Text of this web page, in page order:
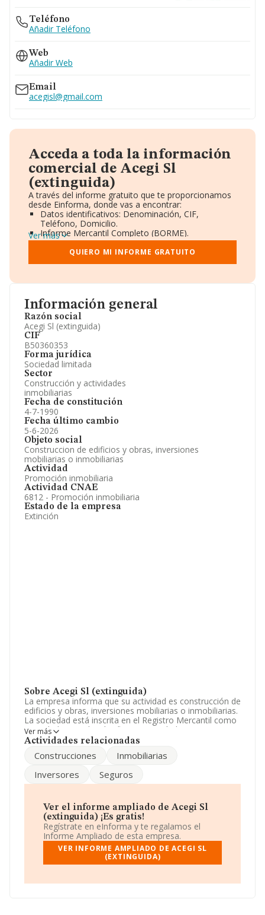
Información general
Razón social
Acegi Sl (extinguida)
CIF
B50360353
Forma jurídica
Sociedad limitada
Sector
Construcción y actividades
inmobiliarias
Fecha de constitución
4-7-1990
Fecha último cambio
5-6-2026
Objeto social
Construccion de edificios y obras, inversiones
mobiliarias o inmobiliarias
Actividad
Promoción inmobiliaria
Actividad CNAE
6812 - Promoción inmobiliaria
Estado de la empresa
Extinción
Sobre Acegi Sl (extinguida)
La empresa informa que su actividad es construcción de
edificios y obras, inversiones mobiliarias o inmobiliarias.
La sociedad está inscrita en el Registro Mercantil como
Sociedad Limitada. Clasifica su actividad CNAE como
'%cnae%', código 6812. La compañía no tiene actividad
han subido un 1%.
La sociedad españolaAcegi S.L (extinguida)
B50360353, tiene domicilio fiscal en Paseo
Independencia núm. 34 Principal Iz, (50004), Zaragoza,
Aragón.
En base a la información de la que dispone INFORMA
facturación alcanza la cifra de 29.817 millones de euros
Ver más
Actividades relacionadas
Construcciones
Inmobiliarias
Inversores
Seguros
Ver el informe ampliado de Acegi Sl
(extinguida) ¡Es gratis!
Regístrate en eInforma y te regalamos el
Informe Ampliado de esta empresa.
VER INFORME AMPLIADO DE ACEGI SL
(EXTINGUIDA)
Teléfono
Añadir Teléfono
Web
Añadir Web
Email
acegisl@gmail.com
Acceda a toda la información
comercial de Acegi Sl
(extinguida)
A través del informe gratuito que te proporcionamos
desde Einforma, donde vas a encontrar:
Datos identificativos: Denominación, CIF,
Teléfono, Domicilio.
Informe Mercantil Completo (BORME).
Gráficos de Evolución Ventas y Empleados.
Consejo de Administración y Administradores.
Directivos y Ejecutivos.
Información oficial y registral complementaria.
Ver más
QUIERO MI INFORME GRATUITO